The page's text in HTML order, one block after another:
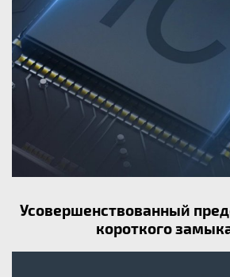
Усовершенствованный
короткого